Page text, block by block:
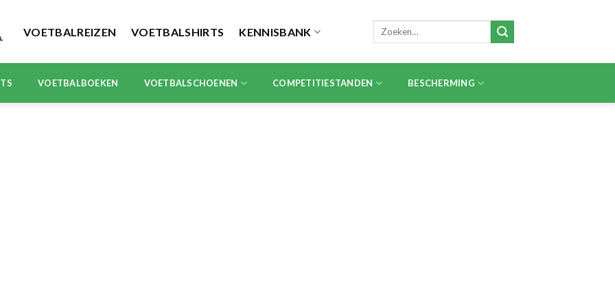
VOETBALREIZEN VOETBALSHIRTS KENNISBANK
Zoeken
VOETBALBOEKEN VOETBALSCHOENEN COMPETITIESTANDEN BESCHERMING